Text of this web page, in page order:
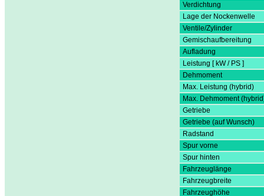
Verdichtung
Lage der Nockenwelle
Ventile/Zylinder
Gemischaufbereitung
Aufladung
Leistung [ kW / PS ]
Dehmoment
Max. Leistung (hybrid)
Max. Dehmoment
Getriebe
Getriebe (auf Wunsch)
Radstand
Spur vorne
Spur hinten
Fahrzeuglänge
Fahrzeugbreite
Fahrzeughöhe